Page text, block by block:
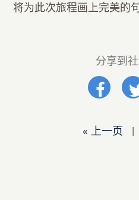
将为此次旅程画
分享到
« 上一页 |